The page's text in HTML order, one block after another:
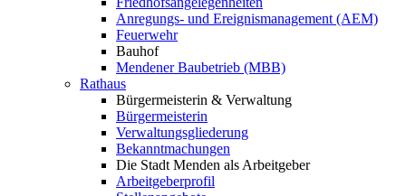
Anregungs- und Ereignismanagement (AEM)
Feuerwehr
Bauhof
Mendener Baubetrieb (MBB)
Rathaus
Bürgermeisterin & Verwaltung
Bürgermeisterin
Verwaltungsgliederung
Bekanntmachungen
Die Stadt Menden als Arbeitgeber
Arbeitgeberprofil